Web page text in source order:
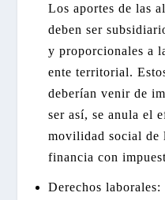
Los aportes de las
deben ser
y proporcionales a
ente territorial.
deberían venir de
ser así, se anula el
movilidad social de
financia con
Derechos